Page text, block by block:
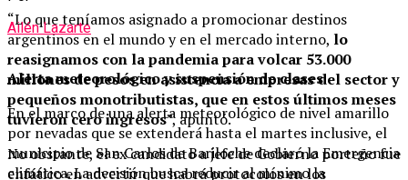
“Lo que teníamos asignado a promocionar destinos
argentinos en el mundo y en el mercado interno, lo
reasignamos con la pandemia para volcar 53.000
millones de pesos en asistencia a empresas del sector y
pequeños monotributistas, que en estos últimos meses
tuvieron cero ingresos”, apuntó.
No obstante, el ex candidato a jefe de Gobierno porteño fue
enfático en advertir que habrá protocolos en los
Ailén Lazarte
Alerta meteorológico y suspensión de clases
En el marco de una alerta meteorológico de nivel amarillo
por nevadas que se extenderá hasta el martes inclusive, el
municipio de San Carlos de Bariloche declaró la Emergencia
climática. La decisión busca reducir al mínimo la